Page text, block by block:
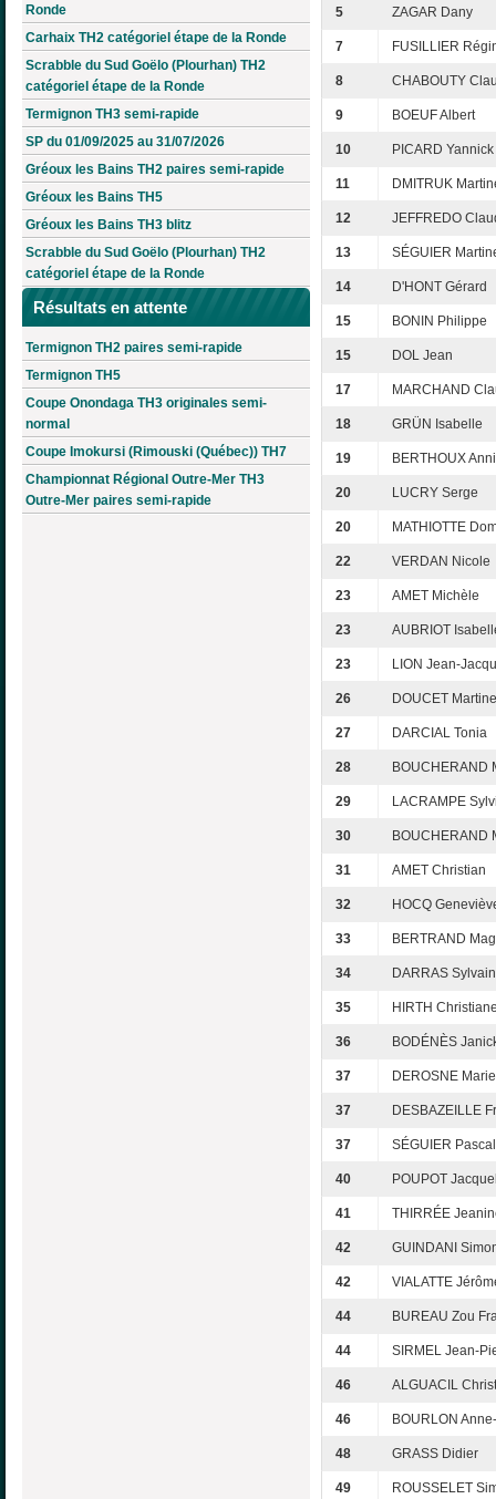
Ronde
Carhaix TH2 catégoriel étape de la Ronde
Scrabble du Sud Goëlo (Plourhan) TH2
catégoriel étape de la Ronde
Termignon TH3 semi-rapide
SP du 01/09/2025 au 31/07/2026
Gréoux les Bains TH2 paires semi-rapide
Gréoux les Bains TH5
Gréoux les Bains TH3 blitz
Scrabble du Sud Goëlo (Plourhan) TH2
catégoriel étape de la Ronde
Résultats en attente
Termignon TH2 paires semi-rapide
Termignon TH5
Coupe Onondaga TH3 originales semi-
normal
Coupe Imokursi (Rimouski (Québec)) TH7
Championnat Régional Outre-Mer TH3
Outre-Mer paires semi-rapide
5 ZAGAR Dany
7 FUSILLIER
8 CHABOUTY
9 BOEUF Albert
10 PICARD Yannick
11 DMITRUK
12 JEFFREDO
13 SÉGUIER
14 D'HONT Gérard
15 BONIN Philippe
15 DOL Jean
17 MARCHAND
18 GRÜN Isabelle
19 BERTHOUX
20 LUCRY Serge
20 MATHIOTTE
22 VERDAN Nicole
23 AMET Michèle
23 AUBRIOT
23 LION Jean-
26 DOUCET Martine
27 DARCIAL Tonia
28 BOUCHERAND
29 LACRAMPE
30 BOUCHERAND
31 AMET Christian
32 HOCQ
33 BERTRAND
34 DARRAS
35 HIRTH
36 BODÉNÈS
37 DEROSNE
37 DESBAZEILLE
37 SÉGUIER Pascal
40 POUPOT
41 THIRRÉE
42 GUINDANI
42 VIALATTE
44 BUREAU Zou
44 SIRMEL Jean-
46 ALGUACIL
46 BOURLON
48 GRASS Didier
49 ROUSSELET